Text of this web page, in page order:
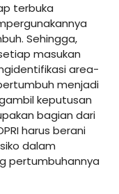
terbuka
Sehingga,
masukan
area-
menjadi
keputusan
bagian dari
harus berani
dalam
pertumbuhannya